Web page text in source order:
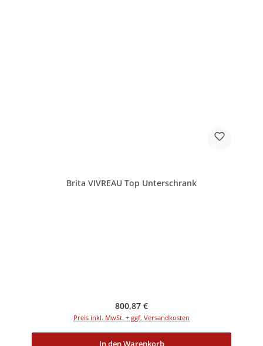
Brita VIVREAU Top Unterschrank
Regulärer Preis:
800,87 €
Preis inkl. MwSt. + ggf. Versandkosten
In den Warenkorb